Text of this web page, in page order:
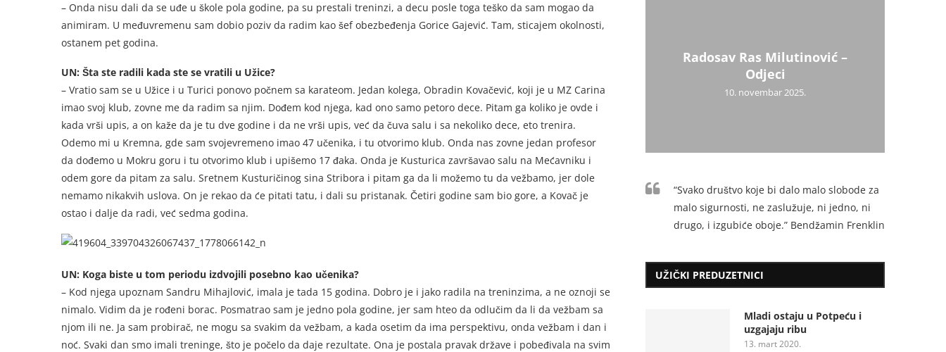
– Onda nisu dali da se uđe u škole pola godine, pa su prestali treninzi, a decu posle toga teško da sam mogao da
animiram. U međuvremenu sam dobio poziv da radim kao šef obezbeđenja Gorice Gajević. Tam, sticajem okolnosti,
ostanem pet godina.
UN: Šta ste radili kada ste se vratili u Užice?
– Vratio sam se u Užice i u Turici ponovo počnem sa karateom. Jedan kolega, Obradin Kovačević, koji je u MZ Carina
imao svoj klub, zovne me da radim sa njim. Dođem kod njega, kad ono samo petoro dece. Pitam ga koliko je ovde i
kada vrši upis, a on kaže da je tu dve godine i da ne vrši upis, već da čuva salu i sa nekoliko dece, eto trenira.
Odemo mi u Kremna, gde sam svojevremeno imao 47 učenika, i tu otvorimo klub. Onda nas zovne jedan profesor
da dođemo u Mokru goru i tu otvorimo klub i upišemo 17 đaka. Onda je Kusturica završavao salu na Mećavniku i
odem gore da pitam za salu. Sretnem Kusturičinog sina Stribora i pitam ga da li možemo tu da vežbamo, jer dole
nemamo nikakvih uslova. On je rekao da će pitati tatu, i dali su pristanak. Četiri godine sam bio gore, a Kovač je
ostao i dalje da radi, već sedma godina.
UN: Koga biste u tom periodu izdvojili posebno kao učenika?
– Kod njega upoznam Sandru Mihajlović, imala je tada 15 godina. Dobro je i jako radila na treninzima, a ne oznoji se
nimalo. Vidim da je rođeni borac. Posmatrao sam je jedno pola godine, jer sam hteo da odlučim da li da vežbam sa
njom ili ne. Ja sam probirač, ne mogu sa svakim da vežbam, a kada osetim da ima perspektivu, onda vežbam i dan i
noć. Svaki dan smo imali treninge, što je počelo da daje rezultate. Ona je postala pravak države i pobeđivala na svim
Radosav Ras Milutinović –
Odjeci
10. novembar 2025.
“Svako društvo koje bi dalo malo slobode za
malo sigurnosti, ne zaslužuje, ni jedno, ni
drugo, i izgubiće oboje.” Bendžamin Frenklin
UŽIČKI PREDUZETNICI
Mladi ostaju u Potpeću i
uzgajaju ribu
13. mart 2020.